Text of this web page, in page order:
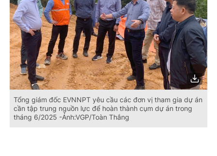
Tổng giám đốc EVNNPT yêu cầu các đơn vị tham gia dự án
cần tập trung nguồn lực để hoàn thành cụm dự án trong
tháng 6/2025 -Ảnh:VGP/Toàn Thắng